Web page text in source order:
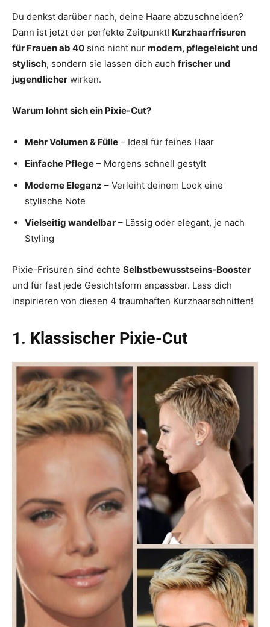
Du denkst darüber nach, deine Haare abzuschneiden?
Dann ist jetzt der perfekte Zeitpunkt! Kurzhaarfrisuren
für Frauen ab 40 sind nicht nur modern, pflegeleicht und
stylisch, sondern sie lassen dich auch frischer und
jugendlicher wirken.
Warum lohnt sich ein Pixie-Cut?
Mehr Volumen & Fülle – Ideal für feines Haar
Einfache Pflege – Morgens schnell gestylt
Moderne Eleganz – Verleiht deinem Look eine
stylische Note
Vielseitig wandelbar – Lässig oder elegant, je nach
Styling
Pixie-Frisuren sind echte Selbstbewusstseins-Booster
und für fast jede Gesichtsform anpassbar. Lass dich
inspirieren von diesen 4 traumhaften Kurzhaarschnitten!
1. Klassischer Pixie-Cut